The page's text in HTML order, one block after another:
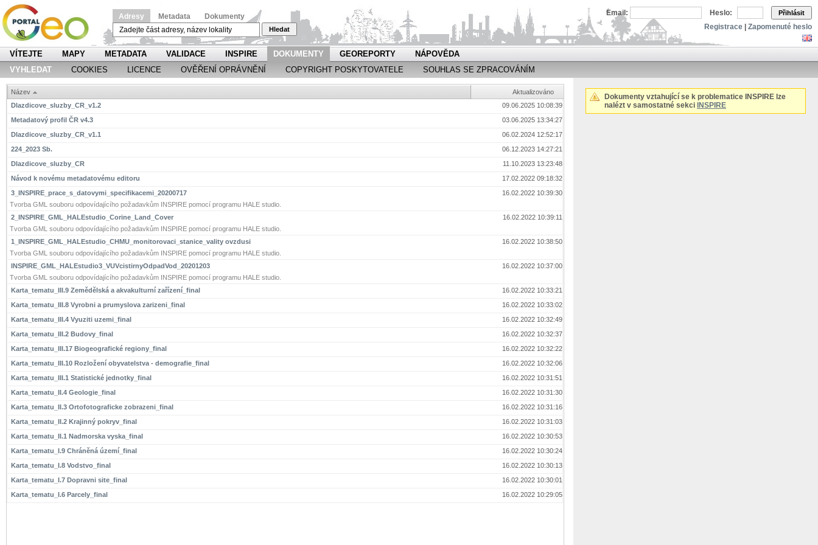
Adresy Metadata Dokumenty
Hledat
Email: Heslo: Přihlásit
Registrace Zapomenuté heslo
VÍTEJTE MAPY METADATA VALIDACE INSPIRE DOKUMENTY GEOREPORTY
NÁPOVĚDA
VYHLEDAT
COOKIES LICENCE OVĚŘENÍ OPRÁVNĚNÍ COPYRIGHT POSKYTOVATELE SOUHLAS SE ZPRACOVÁNÍM
Název
Aktualizováno
Dlazdicove_sluzby_CR_v1.2
09.06.2025 10:08:39
Metadatový profil ČR v4.3
03.06.2025 13:34:27
Dlazdicove_sluzby_CR_v1.1
06.02.2024 12:52:17
224_2023 Sb.
06.12.2023 14:27:21
Dlazdicove_sluzby_CR
11.10.2023 13:23:48
Návod k novému metadatovému editoru
17.02.2022 09:18:32
3_INSPIRE_prace_s_datovymi_specifikacemi_20200717
16.02.2022 10:39:30
Tvorba GML souboru odpovídajícího požadavkům INSPIRE pomocí programu HALE studio.
2_INSPIRE_GML_HALEstudio_Corine_Land_Cover
16.02.2022 10:39:11
Tvorba GML souboru odpovídajícího požadavkům INSPIRE pomocí programu HALE studio.
1_INSPIRE_GML_HALEstudio_CHMU_monitorovaci_stanice_vality ovzdusi
16.02.2022 10:38:50
Tvorba GML souboru odpovídajícího požadavkům INSPIRE pomocí programu HALE studio.
INSPIRE_GML_HALEstudio3_VUVcistirnyOdpadVod_20201203
16.02.2022 10:37:00
Tvorba GML souboru odpovídajícího požadavkům INSPIRE pomocí programu HALE studio.
Karta_tematu_III.9 Zemědělská a akvakulturní zařízení_final
16.02.2022 10:33:21
Karta_tematu_III.8 Vyrobni a prumyslova zarizeni_final
16.02.2022 10:33:02
Karta_tematu_III.4 Vyuziti uzemi_final
16.02.2022 10:32:49
Karta_tematu_III.2 Budovy_final
16.02.2022 10:32:37
Karta_tematu_III.17 Biogeografické regiony_final
16.02.2022 10:32:22
Karta_tematu_III.10 Rozložení obyvatelstva - demografie_final
16.02.2022 10:32:06
Karta_tematu_III.1 Statistické jednotky_final
16.02.2022 10:31:51
Karta_tematu_II.4 Geologie_final
16.02.2022 10:31:30
Karta_tematu_II.3 Ortofotograficke zobrazeni_final
16.02.2022 10:31:16
Karta_tematu_II.2 Krajinný pokryv_final
16.02.2022 10:31:03
Karta_tematu_II.1 Nadmorska vyska_final
16.02.2022 10:30:53
Karta_tematu_I.9 Chráněná území_final
16.02.2022 10:30:24
Karta_tematu_I.8 Vodstvo_final
16.02.2022 10:30:13
Karta_tematu_I.7 Dopravni site_final
16.02.2022 10:30:01
Karta_tematu_I.6 Parcely_final
16.02.2022 10:29:05
Dokumenty vztahující se k problematice INSPIRE lze
nalézt v samostatné sekci INSPIRE